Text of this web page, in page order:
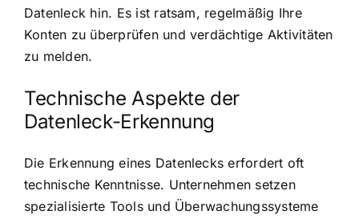
Datenleck hin. Es ist ratsam, regelmäßig Ihre
Konten zu überprüfen und verdächtige Aktivitäten
zu melden.
Technische Aspekte der
Datenleck-Erkennung
Die Erkennung eines Datenlecks erfordert oft
technische Kenntnisse. Unternehmen setzen
spezialisierte Tools und Überwachungssysteme